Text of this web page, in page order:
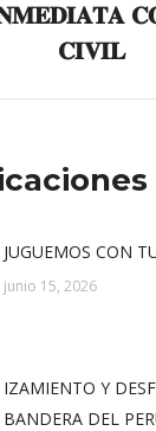
siguiente:
𝐂𝐈𝐕𝐈𝐋
JUGUEMOS CON
junio 15, 2026
IZAMIENTO Y
BANDERA DEL